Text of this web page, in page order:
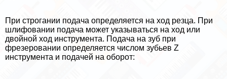
При строгании подача определяется на ход резца. При
шлифовании подача может указываться на ход или
двойной ход инструмента. Подача на зуб при
фрезеровании определяется числом зубьев Z
инструмента и подачей на оборот: